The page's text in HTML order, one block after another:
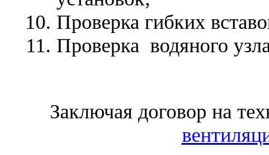
Проверка гибких
Проверка водяного
Заключая договор на